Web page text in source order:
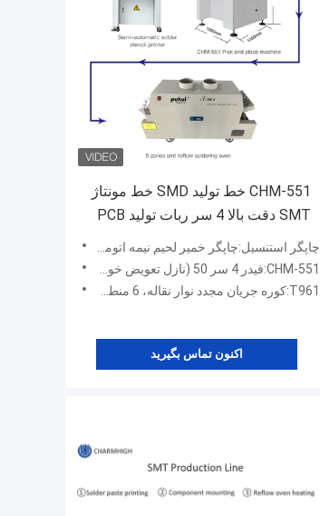
CHM-551 خط تولید SMD خط مونتاژ
SMT دقت بالا 4 سر ربات تولید PCB
چاپگر استنسیل:چاپگر خمیر لحیم نیمه اتوماتیک 3250
CHM-551:فیدر 4 سر 50 (نازل تعویض خودکار، نوار نقاله خودکار PCB)
T961:کوره جریان مجدد نوار نقاله، 6 منطقه دمایی
اکنون تماس بگیرید